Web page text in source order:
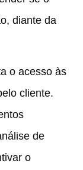
diante da
o acesso às
cliente.
de
o